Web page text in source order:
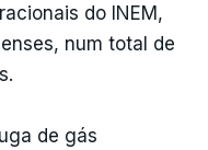
do INEM,
num total de
de gás